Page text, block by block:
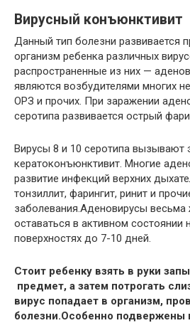
Вирусный конъюнктивит
Данный тип болезни развивается
организм ребенка различных
распространенные из них —
являются возбудителями многих
ОРЗ и прочих. При заражении
серотипа развивается острый
Вирусы 8 и 10 серотипа вызывают
кератоконъюнктивит. Многие
развитие инфекций верхних
тонзиллит, фарингит, ринит и
заболевания.Аденовирусы весьма
оставаться в активном состоянии
поверхностях до 7-10 дней.
Стоит ребенку взять в руки
предмет, а затем потрогать
вирус попадает в организм,
болезни.Особенно подвержены